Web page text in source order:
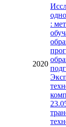
2020
: